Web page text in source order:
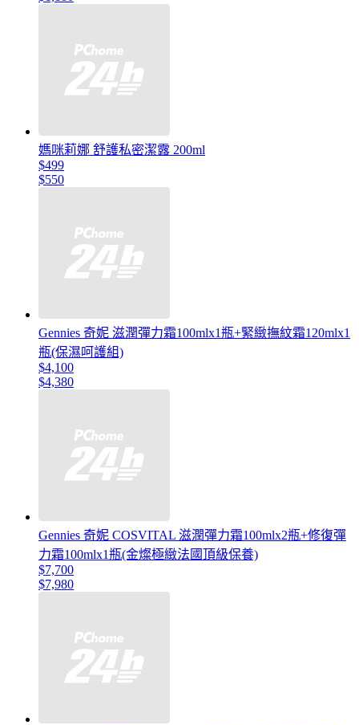
媽咪莉娜 舒護私密潔露 200ml
$499
$550
Gennies 奇妮 滋潤彈力霜100mlx1瓶+緊緻撫紋霜120mlx1
瓶(保濕呵護組)
$4,100
$4,380
Gennies 奇妮 COSVITAL 滋潤彈力霜100mlx2瓶+修復彈
力霜100mlx1瓶(金燦極緻法國頂級保養)
$7,700
$7,980